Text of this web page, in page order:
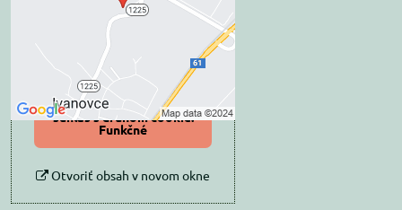
Prajete si načítať externý obsah?
Povoliť tentokrát
Povoliť a zapamätať -
súhlas s druhom cookie:
Funkčné
Otvoriť obsah v novom okne